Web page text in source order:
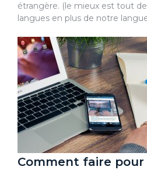
étrangère. (le mieux est tout
langues en plus de notre
Comment faire